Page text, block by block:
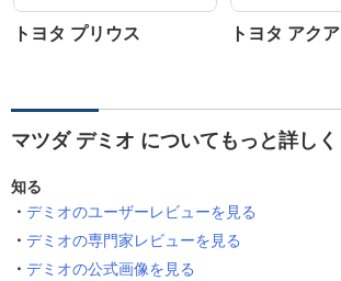
トヨタ プリウス トヨタ アクア
マツダ デミオ についてもっと詳しく
知る
デミオのユーザーレビューを見る
デミオの専門家レビューを見る
デミオの公式画像を見る